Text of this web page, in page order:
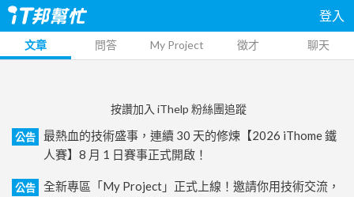
登入
文章 問答 My Project 徵才 聊天
按讚加入 iThelp 粉絲團追蹤
公告
最熱血的技術盛事，連續 30 天的修煉【2026 iThome 鐵
人賽】8 月 1 日賽事正式開啟！
公告
全新專區「My Project」正式上線！邀請你用技術交流，